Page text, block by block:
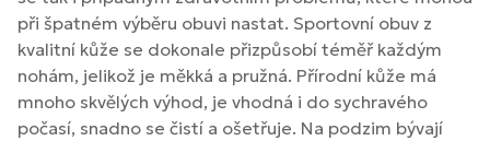
při špatném výběru obuvi nastat. Sportovní obuv z
kvalitní kůže se dokonale přizpůsobí téměř každým
nohám, jelikož je měkká a pružná. Přírodní kůže má
mnoho skvělých výhod, je vhodná i do sychravého
počasí, snadno se čistí a ošetřuje. Na podzim bývají